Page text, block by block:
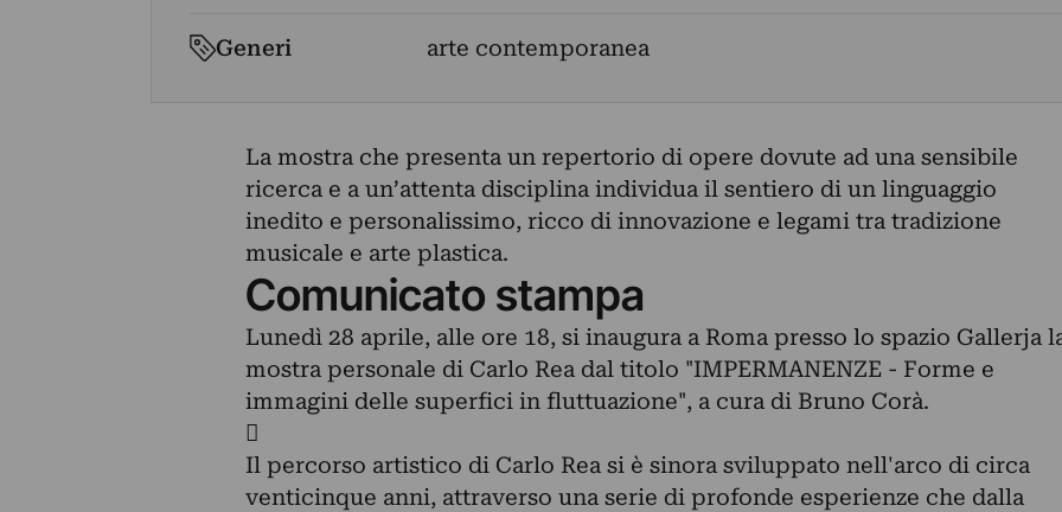
Generi arte contemporanea
La mostra che presenta un repertorio di opere dovute ad una sensibile
ricerca e a un’attenta disciplina individua il sentiero di un linguaggio
inedito e personalissimo, ricco di innovazione e legami tra tradizione
musicale e arte plastica.
Comunicato stampa
Lunedì 28 aprile, alle ore 18, si inaugura a Roma presso lo spazio Gallerja
mostra personale di Carlo Rea dal titolo "IMPERMANENZE - Forme e
immagini delle superfici in fluttuazione", a cura di Bruno Corà.

Il percorso artistico di Carlo Rea si è sinora sviluppato nell'arco di circa
venticinque anni, attraverso una serie di profonde esperienze che dalla